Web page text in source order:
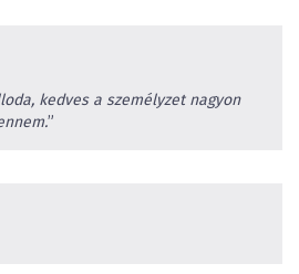
kedves a személyzet nagyon
”